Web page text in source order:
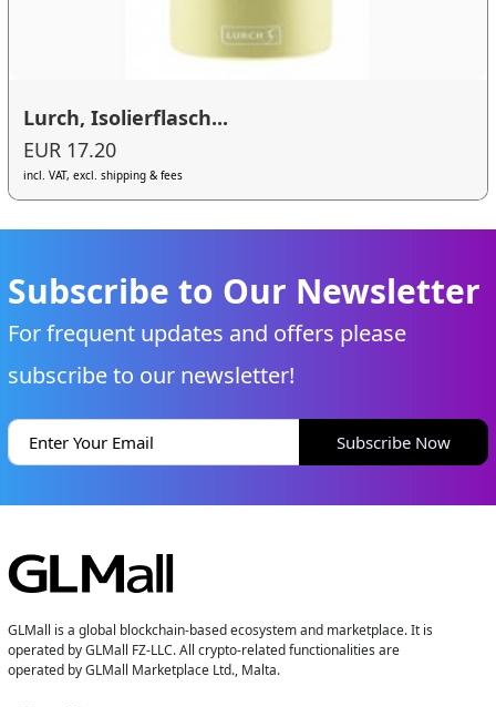
Lurch, Isolierflasch...
EUR 17.20
incl. VAT, excl. shipping & fees
Subscribe to Our Newsletter
For frequent updates and offers please
subscribe to our newsletter!
Subscribe Now
GLMall is a global blockchain-based ecosystem and marketplace. It is
operated by GLMall FZ-LLC. All crypto-related functionalities are
operated by GLMall Marketplace Ltd., Malta.